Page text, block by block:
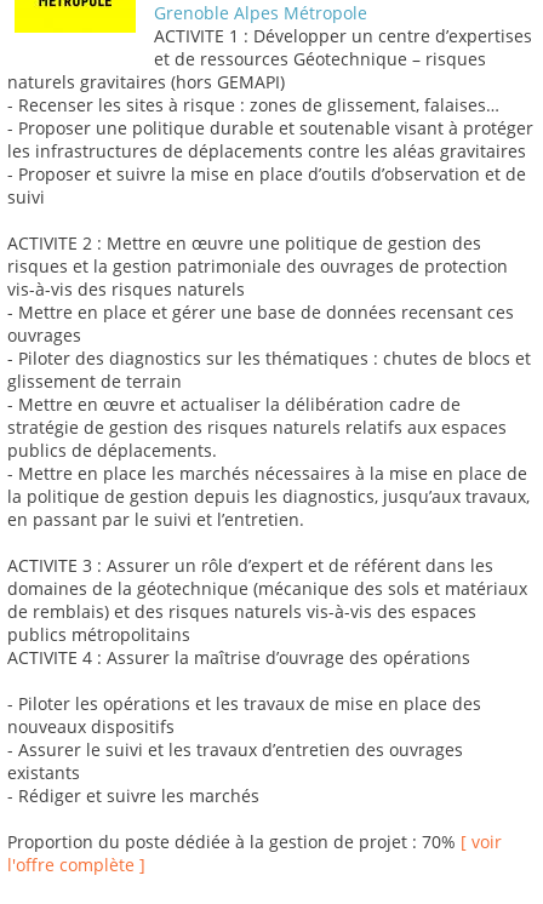
Grenoble Alpes Métropole
ACTIVITE 1 : Développer un centre d’expertises
et de ressources Géotechnique – risques
naturels gravitaires (hors GEMAPI)
- Recenser les sites à risque : zones de glissement, falaises…
- Proposer une politique durable et soutenable visant à protéger
les infrastructures de déplacements contre les aléas gravitaires
- Proposer et suivre la mise en place d’outils d’observation et de
suivi
ACTIVITE 2 : Mettre en œuvre une politique de gestion des
risques et la gestion patrimoniale des ouvrages de protection
vis-à-vis des risques naturels
- Mettre en place et gérer une base de données recensant ces
ouvrages
- Piloter des diagnostics sur les thématiques : chutes de blocs et
glissement de terrain
- Mettre en œuvre et actualiser la délibération cadre de
stratégie de gestion des risques naturels relatifs aux espaces
publics de déplacements.
- Mettre en place les marchés nécessaires à la mise en place de
la politique de gestion depuis les diagnostics, jusqu’aux travaux,
en passant par le suivi et l’entretien.
ACTIVITE 3 : Assurer un rôle d’expert et de référent dans les
domaines de la géotechnique (mécanique des sols et matériaux
de remblais) et des risques naturels vis-à-vis des espaces
publics métropolitains
ACTIVITE 4 : Assurer la maîtrise d’ouvrage des opérations
- Piloter les opérations et les travaux de mise en place des
nouveaux dispositifs
- Assurer le suivi et les travaux d’entretien des ouvrages
existants
- Rédiger et suivre les marchés
Proportion du poste dédiée à la gestion de projet : 70% [ voir
l'offre complète ]